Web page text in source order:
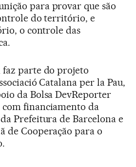
para provar que são
do território, e
o controle das
parte do projeto
Catalana per la Pau,
da Bolsa DevReporter
financiamento da
Prefeitura de Barcelona e
de Cooperação para o